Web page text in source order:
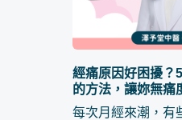
經痛原因好困擾？
的方法，讓妳無痛
每次月經來潮，有